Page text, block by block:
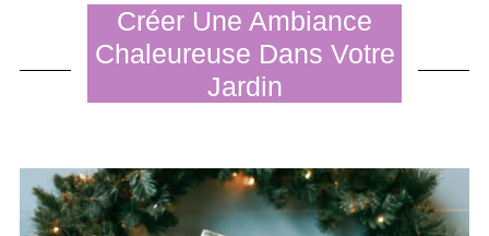
Créer Une Ambiance
Chaleureuse Dans Votre
Jardin